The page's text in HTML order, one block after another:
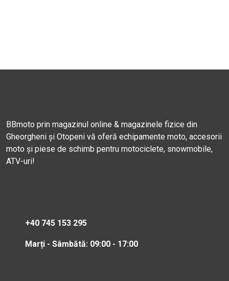
BBmoto prin magazinul online & magazinele fizice din
Gheorgheni și Otopeni vă oferă echipamente moto, accesorii
moto și piese de schimb pentru motociclete, snowmobile,
ATV-uri!
+40 745 153 295
Marți - Sâmbătă: 09:00 - 17:00